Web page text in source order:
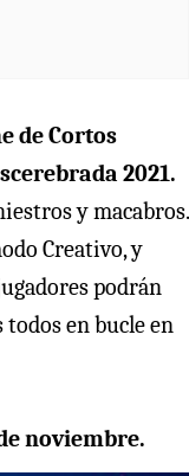
de Cortos
2021.
y macabros.
Creativo, y
podrán
todos en bucle en
noviembre.